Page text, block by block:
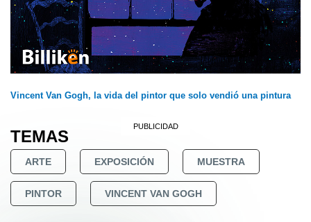
Vincent Van Gogh, la vida del pintor que solo vendió una pintura
TEMAS
ARTE EXPOSICIÓN MUESTRA
PINTOR VINCENT VAN GOGH